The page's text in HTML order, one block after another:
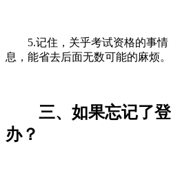
5.记住，关乎考试资格的事情
息，能省去后面无数可能的麻烦
三、如果忘记了登
办？